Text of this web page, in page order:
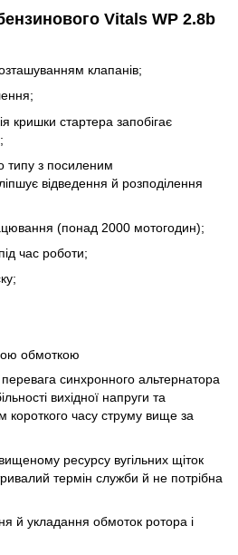
Vitals WP 2.8b
клапанів;
кришки стартера запобігає
типу з посиленим
відведення й розподілення
(понад 2000 мотогодин);
час роботи;
обмоткою
синхронного альтернатора
вихідної напруги та
короткого часу струму вище за
ресурсу вугільних щіток
термін служби й не потрібна
й укладання обмоток ротора і